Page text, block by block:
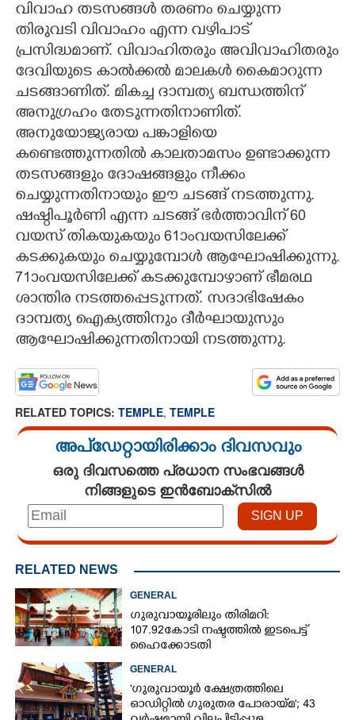
വിവാഹ തടസങ്ങൾ തരണം ചെയ്യുന്ന
തിരുവടി വിവാഹം എന്ന വഴിപാട്
പ്രസിദ്ധമാണ്. വിവാഹിതരും അവിവാഹിതരും
ദേവിയുടെ കാൽക്കൽ മാലകൾ കൈമാറുന്ന
ചടങ്ങാണിത്. മികച്ച ദാമ്പത്യ ബന്ധത്തിന്
അനുഗ്രഹം തേടുന്നതിനാണിത്.
അനുയോജ്യരായ പങ്കാളിയെ
കണ്ടെത്തുന്നതിൽ കാലതാമസം ഉണ്ടാക്കുന്ന
തടസങ്ങളും ദോഷങ്ങളും നീക്കം
ചെയ്യുന്നതിനായും ഈ ചടങ്ങ് നടത്തുന്നു.
ഷഷ്ഠിപൂർണി എന്ന ചടങ്ങ് ഭർത്താവിന് 60
വയസ് തികയുകയും 61ാംവയസിലേക്ക്
കടക്കുകയും ചെയ്യുമ്പോൾ ആഘോഷിക്കുന്നു.
71ാംവയസിലേക്ക് കടക്കുമ്പോഴാണ് ഭീമരഥ
ശാന്തിര നടത്തപ്പെടുന്നത്. സദാഭിഷേകം
ദാമ്പത്യ ഐക്യത്തിനും ദീർഘായുസും
ആഘോഷിക്കുന്നതിനായി നടത്തുന്നു.
RELATED TOPICS: TEMPLE, TEMPLE
അപ്ഡേറ്റായിരിക്കാം ദിവസവും
ഒരു ദിവസത്തെ പ്രധാന സംഭവങ്ങൾ
നിങ്ങളുടെ ഇൻബോക്സിൽ
RELATED NEWS
GENERAL
ഗുരുവായൂരിലും തിരിമറി:
107.92 കോടി നഷ്ടത്തിൽ ഇടപെട്ട്
ഹൈക്കോടതി
GENERAL
'ഗുരുവായൂർ ക്ഷേത്രത്തിലെ
ഓഡിറ്റിൽ ഗുരുതര പോരായ്മ'; 43